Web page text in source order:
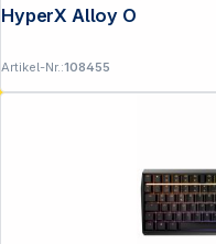
Artikel-Nr.:108455